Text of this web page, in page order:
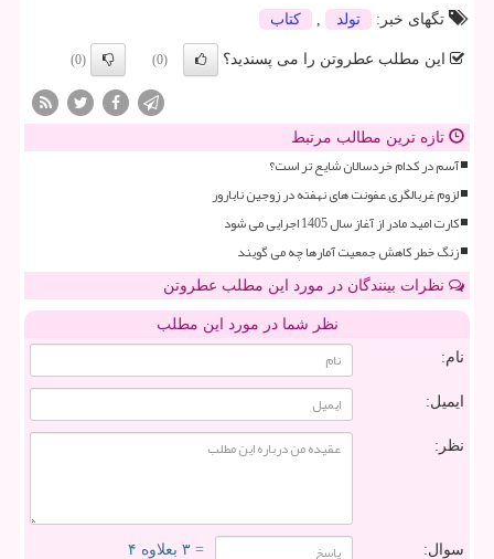
تگهای خبر:
تولد كتاب
این مطلب عطروتن را می پسندید؟ (0)
(0)
تازه ترین مطالب مرتبط
آسم در کدام خردسالان شایع تر است؟
لزوم غربالگری عفونت های نهفته در زوجین نابارور
کارت امید مادر از آغاز سال 1405 اجرایی می شود
زنگ خطر کاهش جمعیت آمارها چه می گویند
نظرات بینندگان در مورد این مطلب عطروتن
نظر شما در مورد این مطلب
نام:
ایمیل:
نظر:
سوال: = ۳ بعلاوه ۴